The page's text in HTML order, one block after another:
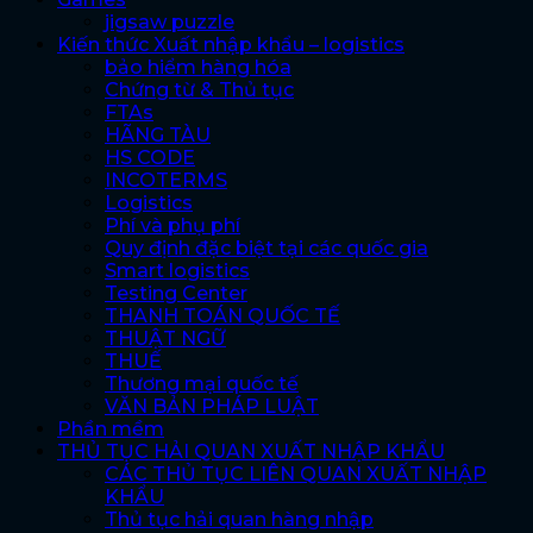
jigsaw puzzle
Kiến thức Xuất nhập khẩu – logistics
bảo hiểm hàng hóa
Chứng từ & Thủ tục
FTAs
HÃNG TÀU
HS CODE
INCOTERMS
Logistics
Phí và phụ phí
Quy định đặc biệt tại các quốc gia
Smart logistics
Testing Center
THANH TOÁN QUỐC TẾ
THUẬT NGỮ
THUẾ
Thương mại quốc tế
VĂN BẢN PHÁP LUẬT
Phần mềm
THỦ TỤC HẢI QUAN XUẤT NHẬP KHẨU
CÁC THỦ TỤC LIÊN QUAN XUẤT NHẬP
KHẨU
Thủ tục hải quan hàng nhập